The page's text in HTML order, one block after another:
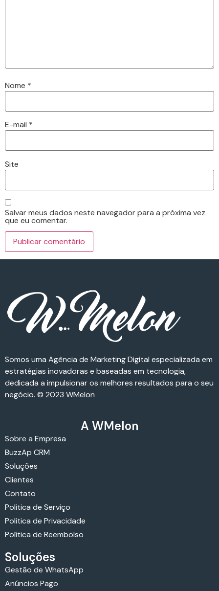
Nome *
E-mail *
Site
Salvar meus dados neste navegador para a próxima vez
que eu comentar.
Somos uma Agência de Marketing Digital especializada em
estratégias inovadoras e baseadas em tecnologia,
dedicada a impulsionar os melhores resultados para o seu
negócio. © 2023 WMelon
A WMelon
Sobre a Empresa
BuzzAp CRM
Soluções
Clientes
Contato
Politica de Serviço
Politica de Privacidade
Política de Reembolso
Soluções
Gestão de WhatsApp
Anúncios Pago